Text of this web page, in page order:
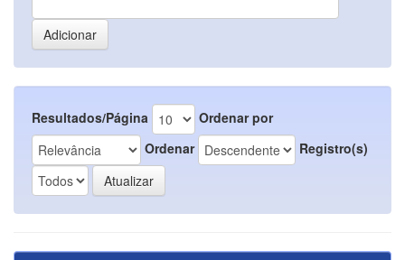
Resultados/Página
Ordenar por
Ordenar
Registro(s)